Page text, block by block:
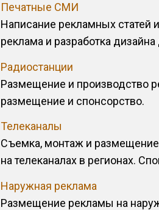
Печатные СМИ
Написание рекламных
реклама и разработка
Радиостанции
Размещение и производство
размещение и спонсорство.
Телеканалы
Съемка, монтаж и
на телеканалах в регионах.
Наружная реклама
Размещение рекламы на